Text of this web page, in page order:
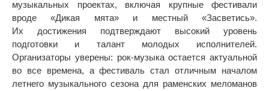
музыкальных проектах, включая крупные фестивали
вроде «Дикая мята» и местный «Засветись».
Их достижения подтверждают высокий уровень
подготовки и талант молодых исполнителей.
Организаторы уверены: рок-музыка остается актуальной
во все времена, а фестиваль стал отличным началом
летнего музыкального сезона для раменских меломанов